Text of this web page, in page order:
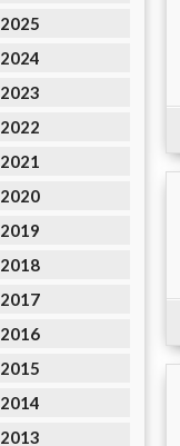
2025
2024
2023
2022
2021
2020
2019
2018
2017
2016
2015
2014
2013